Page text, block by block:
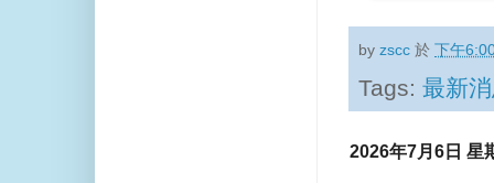
byzscc 於下午
Tags:最新
2026年7月6日 星